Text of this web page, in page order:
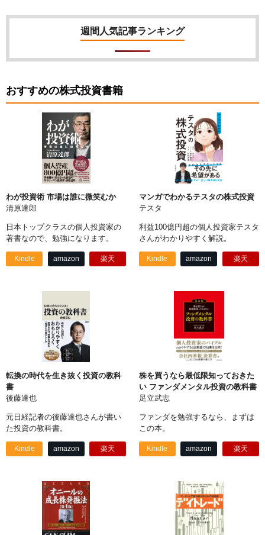
週間人気記事ランキング
おすすめの株式投資書籍
わが投資術 市場は誰に微笑むか
清原達郎
日本トップクラスの個人投資家の
著書なので、勉強になります。
Kindle amazon 楽天
マンガでわかるテスタの株式投資
テスタ
利益100億円超の個人投資家テスタ
さんがわかりやすく解説。
Kindle amazon 楽天
転換の時代を生き抜く投資の教科
書
後藤達也
元日経記者の後藤達也さんが書い
た投資の教科書。
Kindle amazon 楽天
株を買うなら最低限知っておきた
い ファンダメンタル投資の教科書
足立武志
ファンダを勉強するなら、まずは
この本。
Kindle amazon 楽天